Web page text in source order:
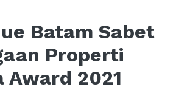
Batam Sabet
Properti
Award 2021